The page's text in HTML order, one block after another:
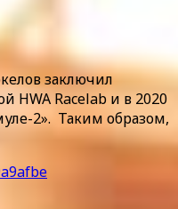
заключил
HWA Racelab и в 2020
2». Таким образом,